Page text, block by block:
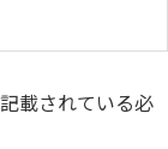
載されている必